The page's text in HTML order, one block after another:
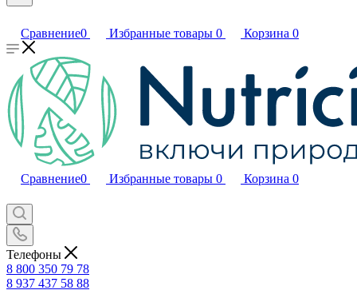
Сравнение0 Избранные товары 0 Корзина 0
Сравнение0 Избранные товары 0 Корзина 0
Телефоны
8 800 350 79 78
8 937 437 58 88